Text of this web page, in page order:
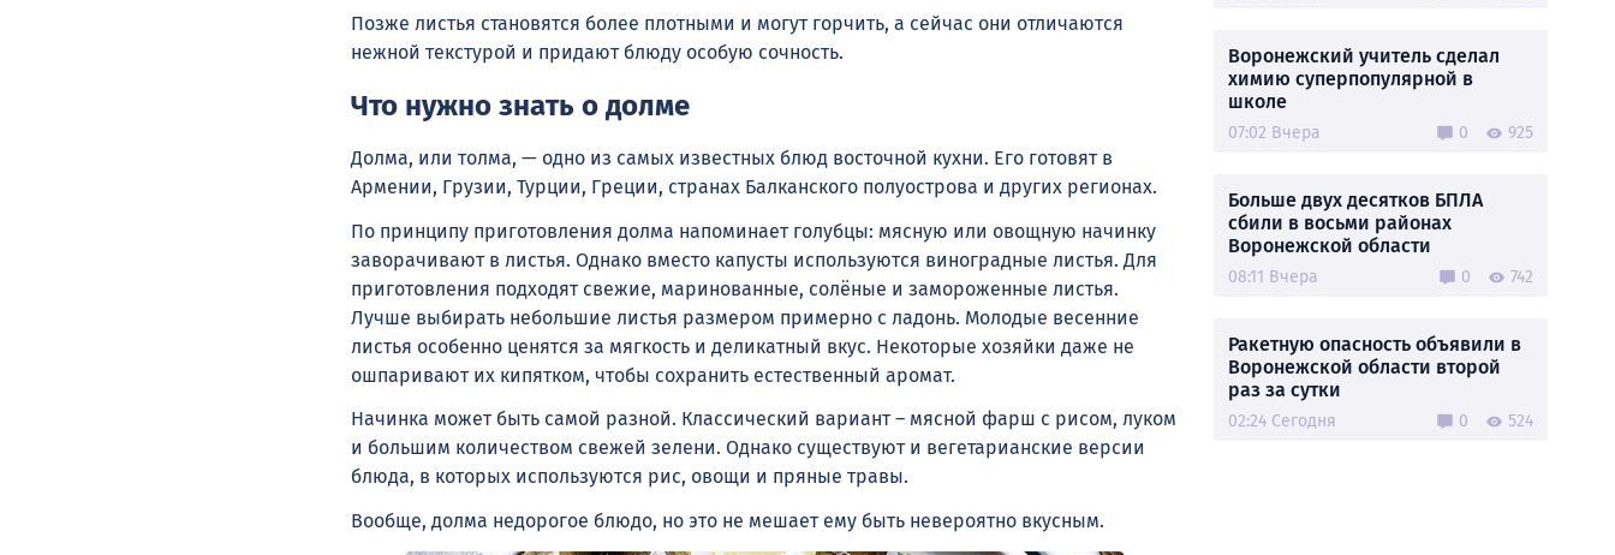
Позже листья становятся более плотными и могут горчить, а сейчас они отличаются
нежной текстурой и придают блюду особую сочность.
Что нужно знать о долме
Долма, или толма, — одно из самых известных блюд восточной кухни. Его готовят в
Армении, Грузии, Турции, Греции, странах Балканского полуострова и других регионах.
По принципу приготовления долма напоминает голубцы: мясную или овощную начинку
заворачивают в листья. Однако вместо капусты используются виноградные листья. Для
приготовления подходят свежие, маринованные, солёные и замороженные листья.
Лучше выбирать небольшие листья размером примерно с ладонь. Молодые весенние
листья особенно ценятся за мягкость и деликатный вкус. Некоторые хозяйки даже не
ошпаривают их кипятком, чтобы сохранить естественный аромат.
Начинка может быть самой разной. Классический вариант – мясной фарш с рисом, луком
и большим количеством свежей зелени. Однако существуют и вегетарианские версии
блюда, в которых используются рис, овощи и пряные травы.
Вообще, долма недорогое блюдо, но это не мешает ему быть невероятно вкусным.
Воронежский учитель сделал
химию суперпопулярной в
школе
07:02 Вчера 0 925
Больше двух десятков БПЛА
сбили в восьми районах
Воронежской области
08:11 Вчера 0 742
Ракетную опасность объявили в
Воронежской области второй
раз за сутки
02:24 Сегодня 0 524